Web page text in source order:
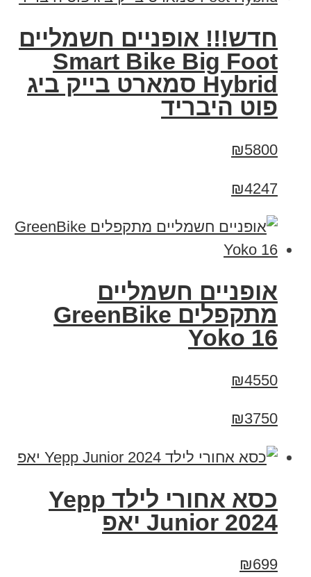
חדש!!! אופניים חשמליים
Smart Bike Big Foot
Hybrid סמארט בייק ביג
פוט היבריד
₪5800
₪4247
‏אופניים חשמליים
‏מתקפלים GreenBike
Yoko 16
₪4550
₪3750
כסא אחורי לילד Yepp
Junior 2024 יאפ
₪699